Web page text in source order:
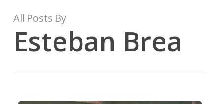
All Posts By
Esteban Brea